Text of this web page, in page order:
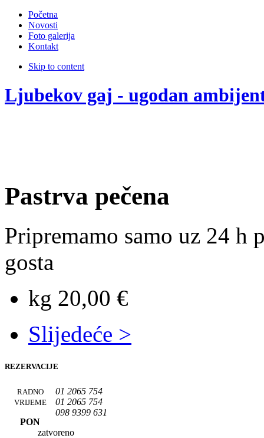
Početna
Novosti
Foto galerija
Kontakt
Skip to content
Ljubekov gaj - ugodan
Pastrva pečena
Pripremamo samo uz 24 h
gosta
kg 20,00 €
Slijedeće >
REZERVACIJE
01 2065 754
01 2065 754
098 9399 631
RADNO
VRIJEME
PON
zatvoreno